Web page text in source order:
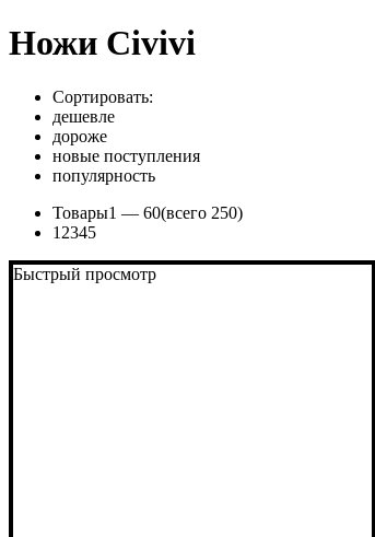
Ножи Civivi
Сортировать:
дешевле
дороже
новые поступления
популярность
Товары1 — 60(всего 250)
1 2345
Быстрый просмотр